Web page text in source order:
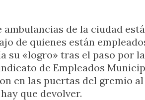
ambulancias de la ciudad
de quienes están
«logro» tras el paso por
de Empleados
en las puertas del gremio
que devolver.